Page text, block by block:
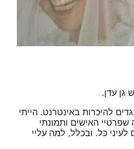
גן עדן.
להיכרות באינטרנט. הייתי
האישים ותמונתי
לעיני כל. ובכלל, למה עליי